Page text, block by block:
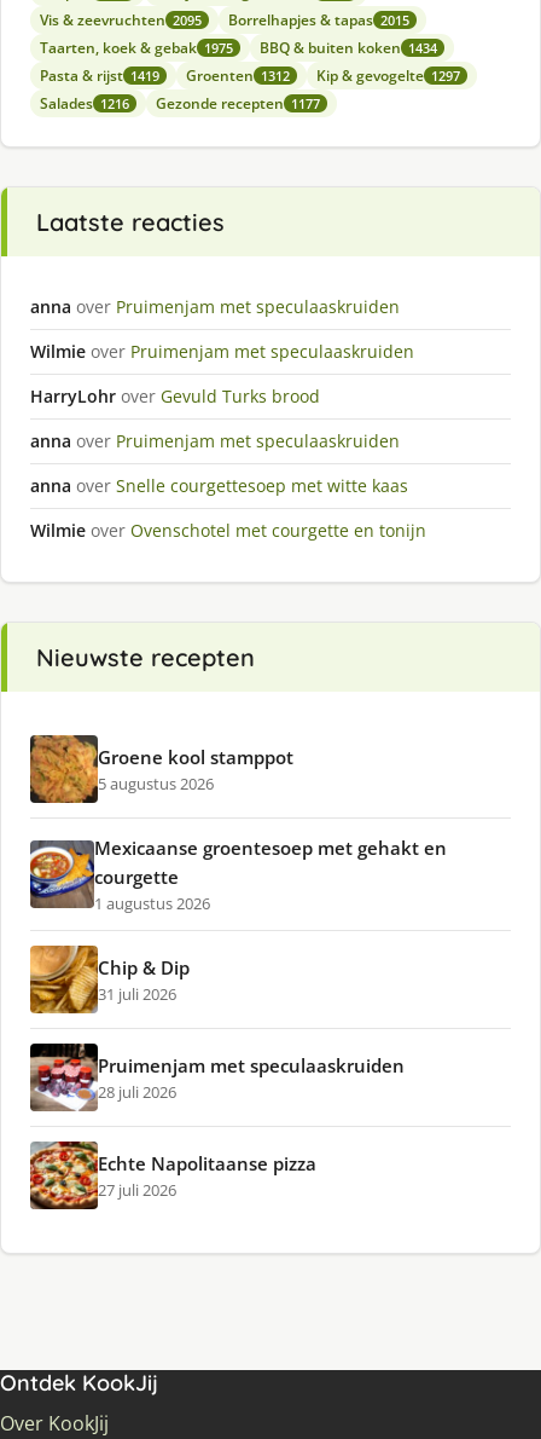
Vis & zeevruchten 2095 Borrelhapjes & tapas 2015
Taarten, koek & gebak 1975 BBQ & buiten koken 1434
Pasta & rijst 1419 Groenten 1312 Kip & gevogelte 1297
Salades 1216 Gezonde recepten 1177
Laatste reacties
anna over Pruimenjam met speculaaskruiden
Wilmie over Pruimenjam met speculaaskruiden
HarryLohr over Gevuld Turks brood
anna over Pruimenjam met speculaaskruiden
anna over Snelle courgettesoep met witte kaas
Wilmie over Ovenschotel met courgette en tonijn
Nieuwste recepten
Groene kool stamppot
5 augustus 2026
Mexicaanse groentesoep met gehakt en
courgette
1 augustus 2026
Chip & Dip
31 juli 2026
Pruimenjam met speculaaskruiden
28 juli 2026
Echte Napolitaanse pizza
27 juli 2026
Ontdek KookJij
Over KookJij